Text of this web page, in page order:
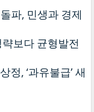
파, 민생과 경제
보다 균형발전
정, ‘과유불급’ 새